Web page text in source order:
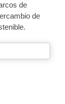
de
de